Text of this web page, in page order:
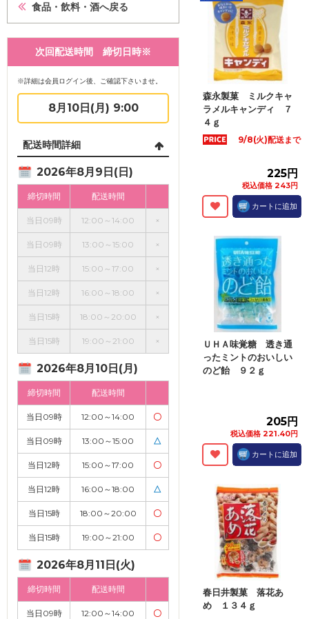
食品・飲料・酒へ戻る
次回配送時間 締切日時※
※詳細は会員ログイン後、ご確認下さいませ。
8月10日(月) 9:00
配送時間詳細
2026年8月9日(日)
締切時間 配送時間
当日09時 12:00～14:00 ×
当日09時 13:00～15:00 ×
当日12時 15:00～17:00 ×
当日12時 16:00～18:00 ×
当日15時 18:00～20:00 ×
当日15時 19:00～21:00 ×
2026年8月10日(月)
締切時間 配送時間
当日09時 12:00～14:00 〇
当日09時 13:00～15:00 △
当日12時 15:00～17:00 〇
当日12時 16:00～18:00 △
当日15時 18:00～20:00 〇
当日15時 19:00～21:00 〇
2026年8月11日(火)
締切時間 配送時間
当日09時 12:00～14:00 〇
森永製菓 ミルクキャ
ラメルキャンディ ７
４ｇ
9/8(火)配送まで
225円
税込価格 243円
カートに追加
ＵＨＡ味覚糖 透き通
ったミントのおいしい
のど飴 ９２ｇ
205円
税込価格 221.40円
カートに追加
春日井製菓 落花あ
め １３４ｇ